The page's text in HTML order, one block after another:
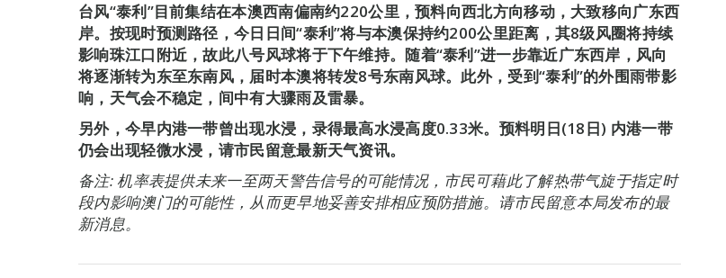
台风“泰利”目前集结在本澳西南偏南约220公里，预料向西北方向移动，大致移向广东西
岸。按现时预测路径，今日日间“泰利”将与本澳保持约200公里距离，其8级风圈将持续
影响珠江口附近，故此八号风球将于下午维持。随着“泰利”进一步靠近广东西岸，风向
将逐渐转为东至东南风，届时本澳将转发8号东南风球。此外，受到“泰利”的外围雨带影
响，天气会不稳定，间中有大骤雨及雷暴。
另外，今早内港一带曾出现水浸，录得最高水浸高度0.33米。预料明日(18日) 内港一带
仍会出现轻微水浸，请市民留意最新天气资讯。
备注: 机率表提供未来一至两天警告信号的可能情况，市民可藉此了解热带气旋于指定时
段内影响澳门的可能性，从而更早地妥善安排相应预防措施。请市民留意本局发布的最
新消息。